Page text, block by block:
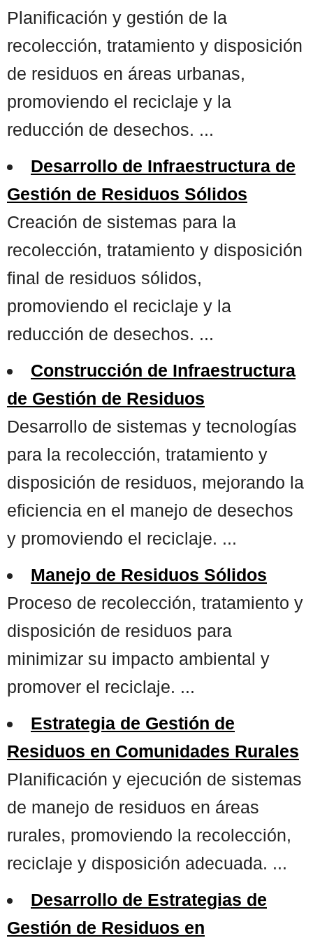
Planificación y gestión de la
recolección, tratamiento y disposición
de residuos en áreas urbanas,
promoviendo el reciclaje y la
reducción de desechos. ...
Desarrollo de Infraestructura de
Gestión de Residuos Sólidos
Creación de sistemas para la
recolección, tratamiento y disposición
final de residuos sólidos,
promoviendo el reciclaje y la
reducción de desechos. ...
Construcción de Infraestructura
de Gestión de Residuos
Desarrollo de sistemas y tecnologías
para la recolección, tratamiento y
disposición de residuos, mejorando la
eficiencia en el manejo de desechos
y promoviendo el reciclaje. ...
Manejo de Residuos Sólidos
Proceso de recolección, tratamiento y
disposición de residuos para
minimizar su impacto ambiental y
promover el reciclaje. ...
Estrategia de Gestión de
Residuos en Comunidades Rurales
Planificación y ejecución de sistemas
de manejo de residuos en áreas
rurales, promoviendo la recolección,
reciclaje y disposición adecuada. ...
Desarrollo de Estrategias de
Gestión de Residuos en